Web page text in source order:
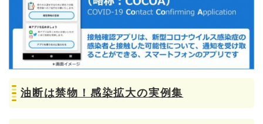
油断は禁物！感染拡大の実例集